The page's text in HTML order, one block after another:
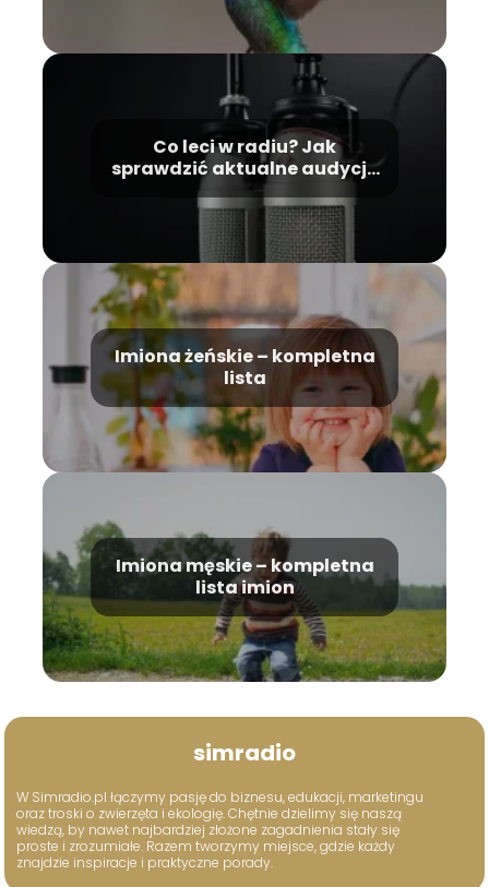
Co leci w radiu? Jak
sprawdzić aktualne audycje
i utwory?
Imiona żeńskie – kompletna
lista
Imiona męskie – kompletna
lista imion
simradio
W Simradio.pl łączymy pasję do biznesu, edukacji, marketingu
oraz troski o zwierzęta i ekologię. Chętnie dzielimy się naszą
wiedzą, by nawet najbardziej złożone zagadnienia stały się
proste i zrozumiałe. Razem tworzymy miejsce, gdzie każdy
znajdzie inspiracje i praktyczne porady.